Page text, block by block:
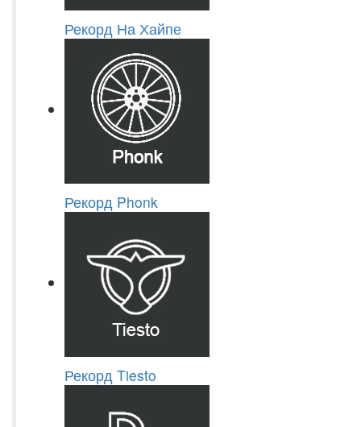
Рекорд На Хайпе
Рекорд Phonk
Рекорд Tiesto